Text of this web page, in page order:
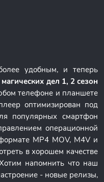
удобным, и теперь
дел 1, 2 сезон
телефоне и планшете
оптимизирован под
популярных смартфон
операционной
MP4 MOV, M4V и
в хорошем качестве
напомнить что наш
- новые релизы,